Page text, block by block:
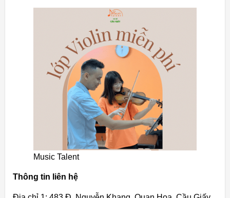
Music Talent
Thông tin liên hệ